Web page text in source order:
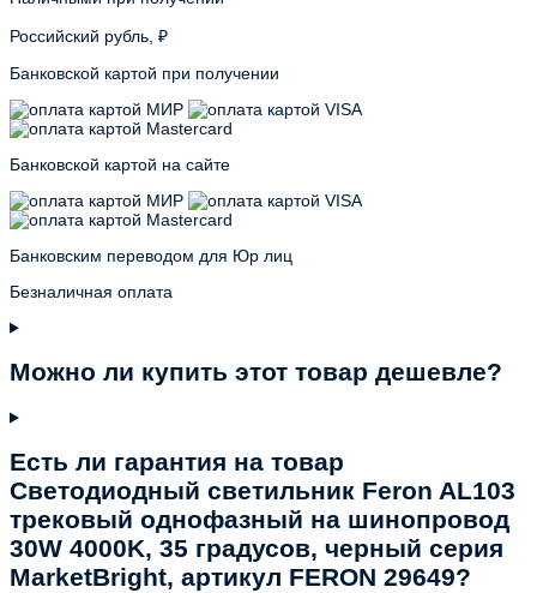
Российский рубль, ₽
Банковской картой при получении
Банковской картой на сайте
Банковским переводом для Юр лиц
Безналичная оплата
Можно ли купить этот товар дешевле?
Есть ли гарантия на товар
Светодиодный светильник Feron AL103
трековый однофазный на шинопровод
30W 4000K, 35 градусов, черный серия
MarketBright, артикул FERON 29649?